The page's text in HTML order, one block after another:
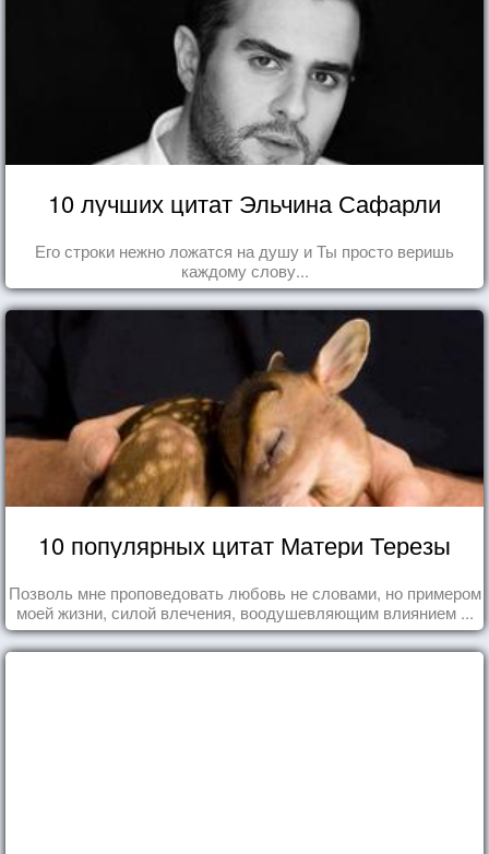
10 лучших цитат Эльчина Сафарли
Его строки нежно ложатся на душу и Ты просто веришь
каждому слову...
10 популярных цитат Матери Терезы
Позволь мне проповедовать любовь не словами, но примером
моей жизни, силой влечения, воодушевляющим влиянием ...